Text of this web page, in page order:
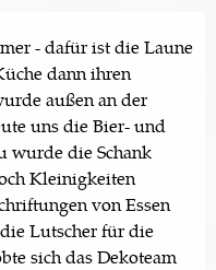
- dafür ist die Laune
dann ihren
außen an der
uns die Bier- und
wurde die Schank
Kleinigkeiten
von Essen
Lutscher für die
sich das Dekoteam